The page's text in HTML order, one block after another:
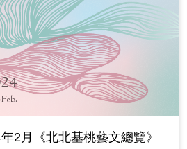
2月《北北基桃藝文總覽》